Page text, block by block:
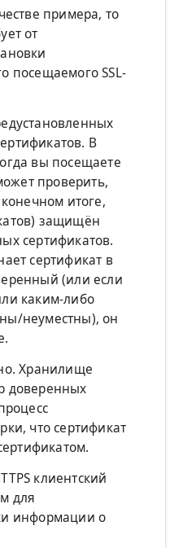
примера, то
от
посещаемого SSL-
В
вы посещаете
проверить,
итоге,
защищён
сертификатов.
сертификат в
(или если
каким-либо
неуместны), он
Хранилище
доверенных
что сертификат
клиентский
для
информации о